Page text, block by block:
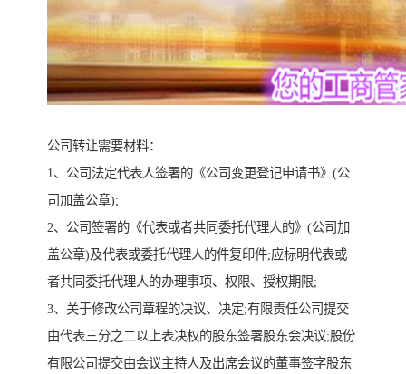
公司转让需要材料：
1、公司法定代表人签署的《公司变更登记申请书》(公
司加盖公章);
2、公司签署的《代表或者共同委托代理人的》(公司加
盖公章)及代表或委托代理人的件复印件;应标明代表或
者共同委托代理人的办理事项、权限、授权期限;
3、关于修改公司章程的决议、决定;有限责任公司提交
由代表三分之二以上表决权的股东签署股东会决议;股份
有限公司提交由会议主持人及出席会议的董事签字股东